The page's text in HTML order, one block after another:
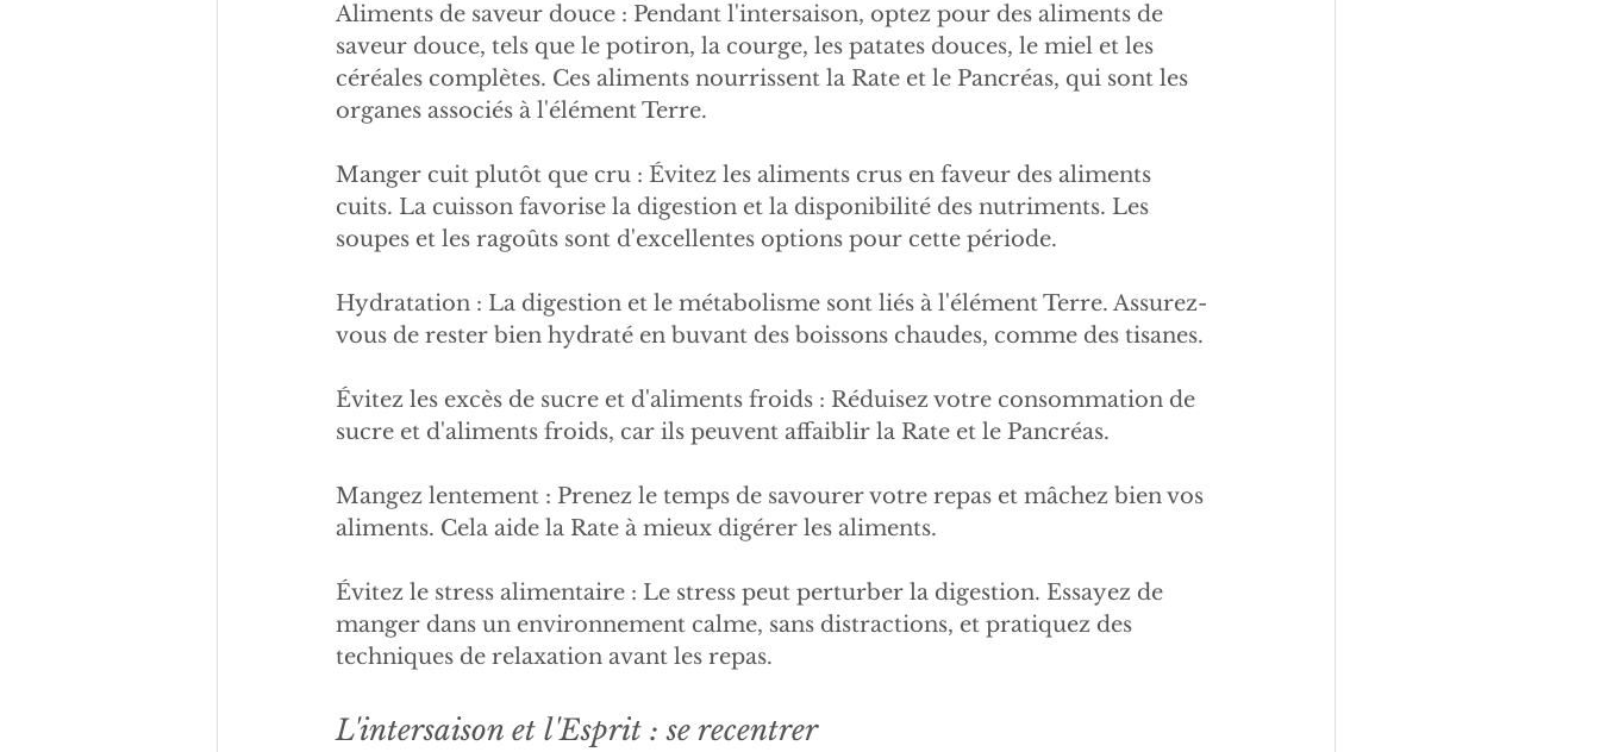
Aliments de saveur douce : Pendant l'intersaison, optez pour des aliments de
saveur douce, tels que le potiron, la courge, les patates douces, le miel et les
céréales complètes. Ces aliments nourrissent la Rate et le Pancréas, qui sont les
organes associés à l'élément Terre.
Manger cuit plutôt que cru : Évitez les aliments crus en faveur des aliments
cuits. La cuisson favorise la digestion et la disponibilité des nutriments. Les
soupes et les ragoûts sont d'excellentes options pour cette période.
Hydratation : La digestion et le métabolisme sont liés à l'élément Terre. Assurez-
vous de rester bien hydraté en buvant des boissons chaudes, comme des tisanes.
Évitez les excès de sucre et d'aliments froids : Réduisez votre consommation de
sucre et d'aliments froids, car ils peuvent affaiblir la Rate et le Pancréas.
Mangez lentement : Prenez le temps de savourer votre repas et mâchez bien vos
aliments. Cela aide la Rate à mieux digérer les aliments.
Évitez le stress alimentaire : Le stress peut perturber la digestion. Essayez de
manger dans un environnement calme, sans distractions, et pratiquez des
techniques de relaxation avant les repas.
L'intersaison et l'Esprit : se recentrer